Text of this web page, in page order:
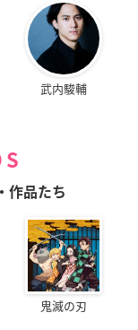
武内駿輔
作品たち
鬼滅の刃